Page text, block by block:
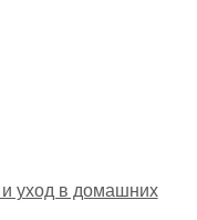
уход в домашних